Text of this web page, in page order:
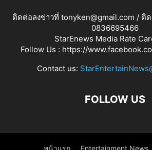
ติดต่อลงข่าวที่ tonyken@gmail.com /
0836695466
StarEnews Media Rate
Follow Us : https://
Contact us:
FOLLOW US
หน้าแรก Entertainment News